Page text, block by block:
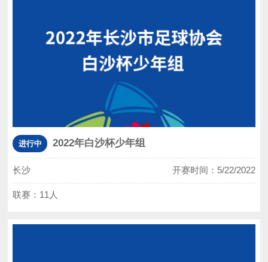
进行中 2022年白沙杯少年组
长沙 开赛时间：5/22/2022
联赛：11人